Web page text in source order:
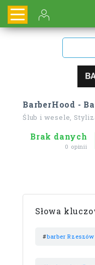
BarberHood -
Ślub i wesele,
Brak danych
0 opinii
Słowa
#barber Rzeszów